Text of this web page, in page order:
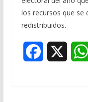
los recursos que se
redistribuidos.